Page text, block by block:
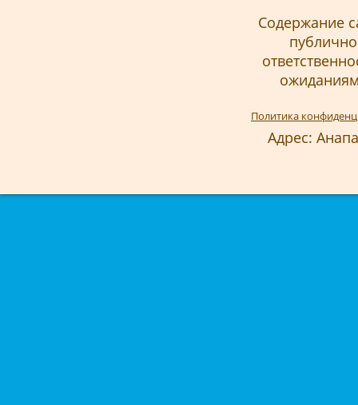
Содержание
Политика
Адрес: